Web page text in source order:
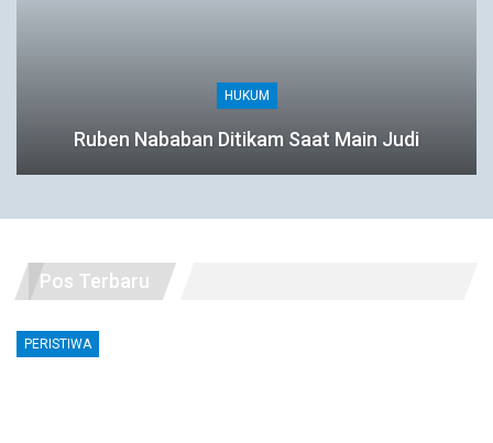
HUKUM
Ruben Nababan Ditikam Saat Main Judi
Pos Terbaru
PERISTIWA